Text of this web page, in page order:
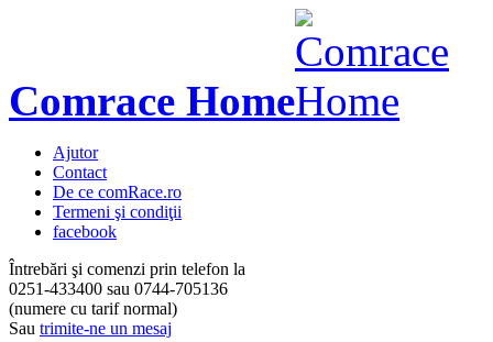
Comrace Home
Ajutor
Contact
De ce comRace.ro
Termeni şi condiţii
facebook
Întrebări şi comenzi prin telefon la
0251-433400 sau 0744-705136
(numere cu tarif normal)
Sau trimite-ne un mesaj